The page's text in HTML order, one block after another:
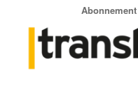
Abonnement